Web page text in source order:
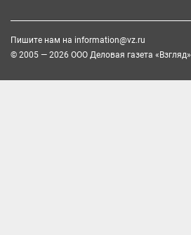
Пишите нам на information@vz.ru
© 2005 — 2026 ООО Деловая газета «Взгляд»